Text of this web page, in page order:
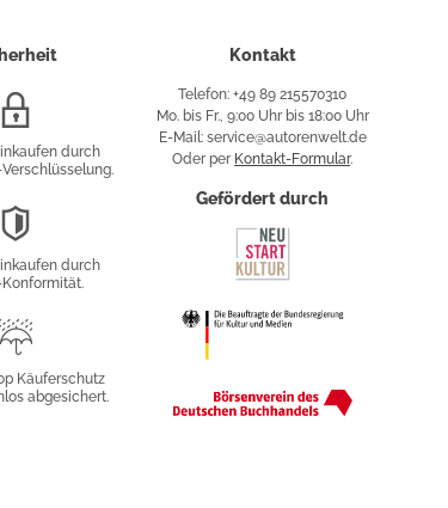
Verschlüsselung
durch
durch
Konformität.
Käuferschutz
Käuferschutz
abgesichert.
Kontakt
Telefon: +49 89 215570310
Mo. bis Fr., 9:00 Uhr bis 18:00 Uhr
E-Mail: service@autorenwelt.de
Oder per Kontakt-Formular.
Gefördert durch